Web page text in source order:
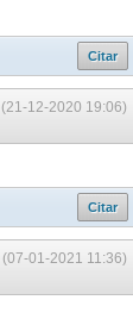
Citar
(21-12-2020 19:06)
Citar
(07-01-2021 11:36)